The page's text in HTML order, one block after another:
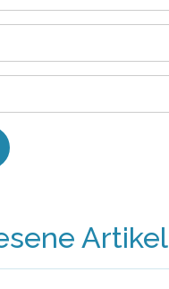
Artikel